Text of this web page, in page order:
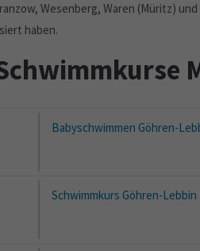
Wesenberg, Waren (Müritz)
haben.
Babyschwimmen Göhren-
Schwimmkurs Göhren-Lebbin